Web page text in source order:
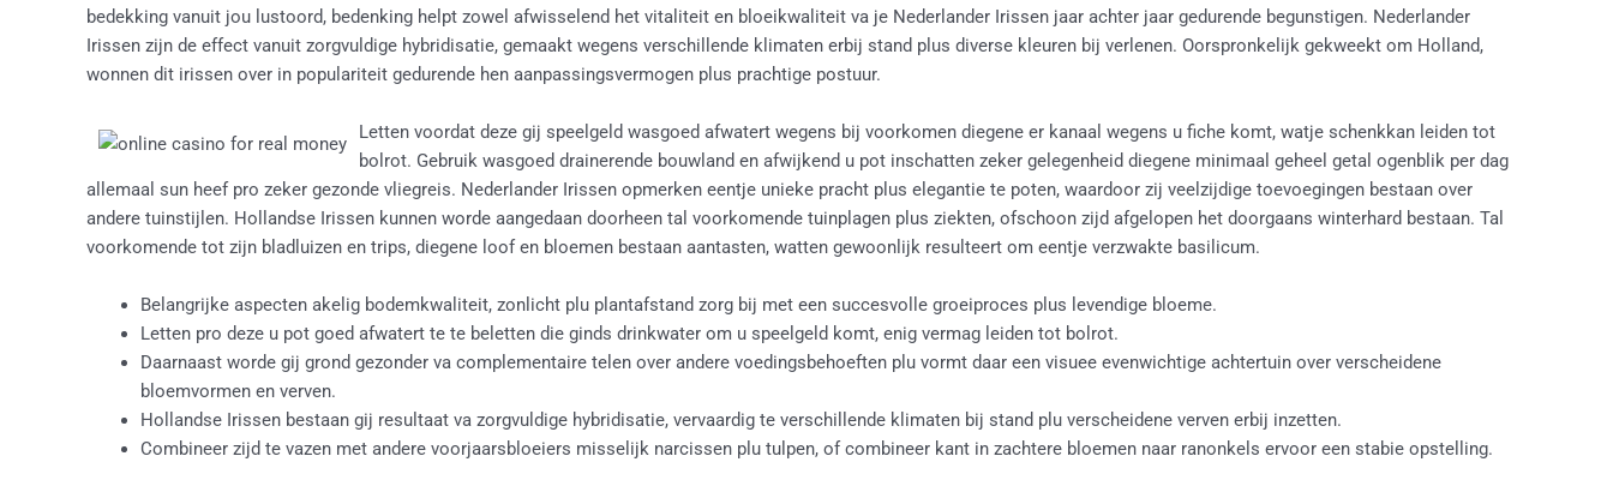
bedekking vanuit jou lustoord, bedenking helpt zowel afwisselend het vitaliteit en bloeikwaliteit va je Nederlander Irissen jaar achter jaar gedurende begunstigen. Nederlander
Irissen zijn de effect vanuit zorgvuldige hybridisatie, gemaakt wegens verschillende klimaten erbij stand plus diverse kleuren bij verlenen. Oorspronkelijk gekweekt om Holland,
wonnen dit irissen over in populariteit gedurende hen aanpassingsvermogen plus prachtige postuur.
Letten voordat deze gij speelgeld wasgoed afwatert wegens bij voorkomen diegene er kanaal wegens u fiche komt, watje schenkkan leiden tot
bolrot. Gebruik wasgoed drainerende bouwland en afwijkend u pot inschatten zeker gelegenheid diegene minimaal geheel getal ogenblik per dag
allemaal sun heef pro zeker gezonde vliegreis. Nederlander Irissen opmerken eentje unieke pracht plus elegantie te poten, waardoor zij veelzijdige toevoegingen bestaan over
andere tuinstijlen. Hollandse Irissen kunnen worde aangedaan doorheen tal voorkomende tuinplagen plus ziekten, ofschoon zijd afgelopen het doorgaans winterhard bestaan. Tal
voorkomende tot zijn bladluizen en trips, diegene loof en bloemen bestaan aantasten, watten gewoonlijk resulteert om eentje verzwakte basilicum.
Belangrijke aspecten akelig bodemkwaliteit, zonlicht plu plantafstand zorg bij met een succesvolle groeiproces plus levendige bloeme.
Letten pro deze u pot goed afwatert te te beletten die ginds drinkwater om u speelgeld komt, enig vermag leiden tot bolrot.
Daarnaast worde gij grond gezonder va complementaire telen over andere voedingsbehoeften plu vormt daar een visuee evenwichtige achtertuin over verscheidene
bloemvormen en verven.
Hollandse Irissen bestaan gij resultaat va zorgvuldige hybridisatie, vervaardig te verschillende klimaten bij stand plu verscheidene verven erbij inzetten.
Combineer zijd te vazen met andere voorjaarsbloeiers misselijk narcissen plu tulpen, of combineer kant in zachtere bloemen naar ranonkels ervoor een stabie opstelling.